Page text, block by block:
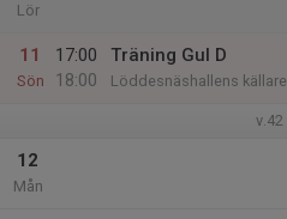
Lör
11
Sön
17:00
18:00
Träning Gul D
Löddesnäshallens källare
v.42
12
Mån